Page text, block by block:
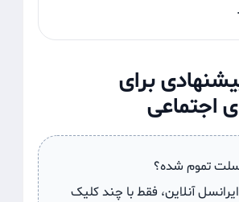
برای
اجتماعی
تموم شده؟
آنلاین، فقط با چند کلیک